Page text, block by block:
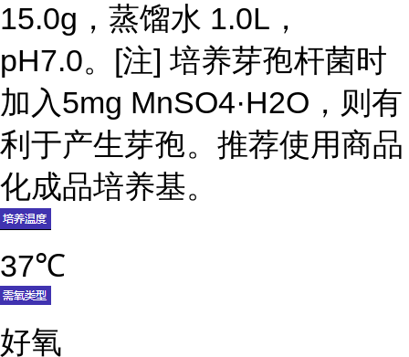
15.0g，蒸馏水 1.0L，
pH7.0。[注] 培养芽孢杆菌时
加入5mg MnSO4·H2O，则有
利于产生芽孢。推荐使用商品
化成品培养基。
37℃
好氧